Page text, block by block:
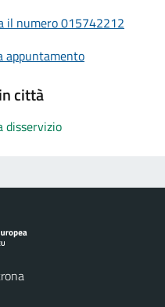
il numero 015742212
appuntamento
città
disservizio